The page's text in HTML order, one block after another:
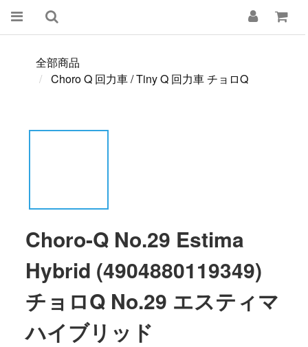
全部商品
Choro Q 回力車 / Tiny Q 回力車 チョロQ
Choro-Q No.29 Estima
Hybrid (4904880119349)
チョロQ No.29 エスティマ
ハイブリッド